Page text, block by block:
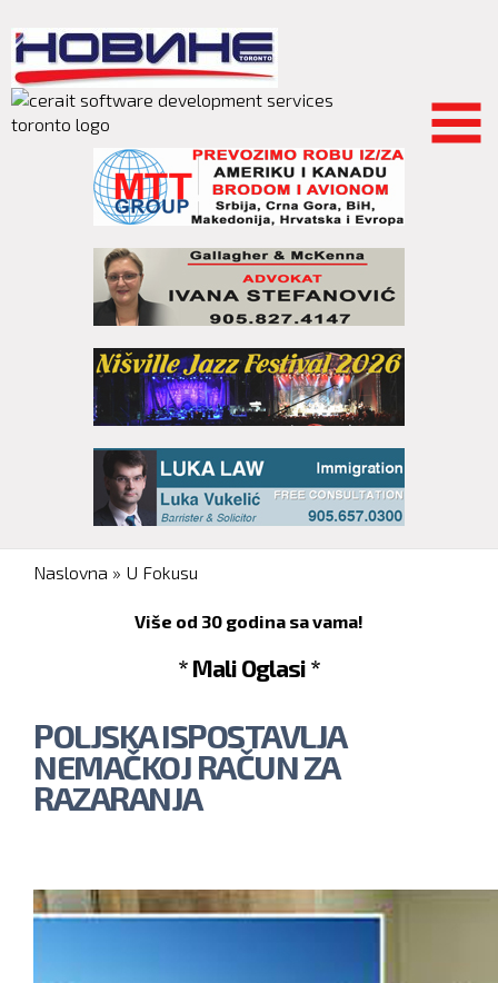
main
content
You are here
Naslovna » U Fokusu
Više od 30 godina sa vama!
* Mali Oglasi *
POLJSKA ISPOSTAVLJA
NEMAČKOJ RAČUN ZA
RAZARANJA